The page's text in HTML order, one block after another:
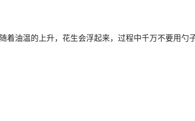
着油温的上升，花生会浮起来，过程中千万不要用勺